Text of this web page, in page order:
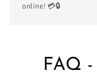
online! 💳🔒
FAQ